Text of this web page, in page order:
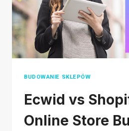
BUDOWANIE SKLEPÓW
Ecwid vs
Online Store